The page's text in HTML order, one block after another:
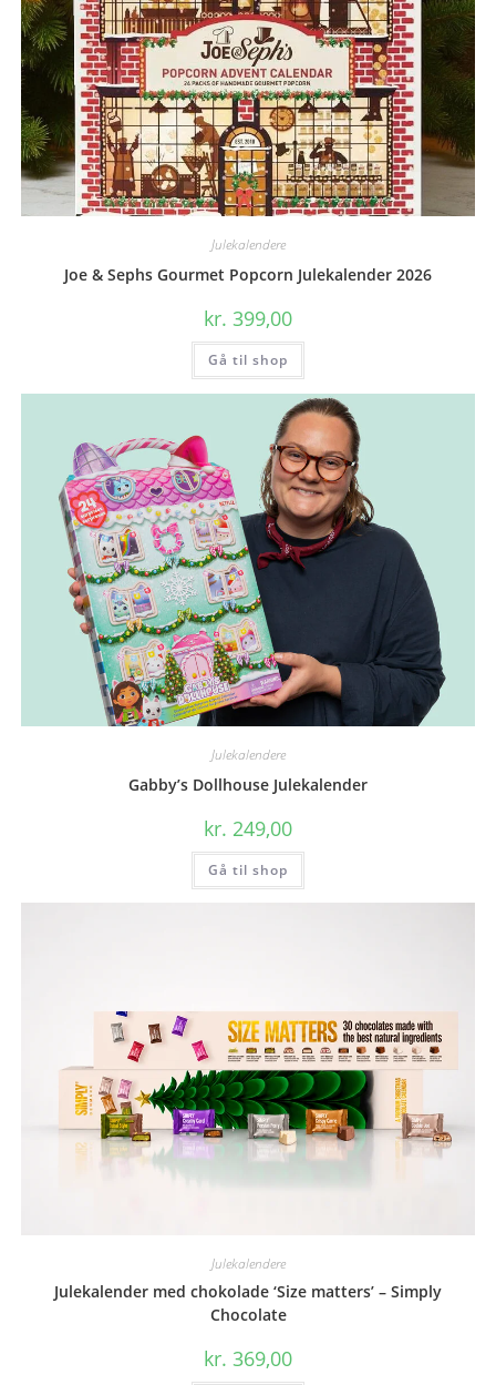
Julekalendere
Joe & Sephs Gourmet Popcorn Julekalender 2026
kr. 399,00
Gå til shop
Julekalendere
Gabby’s Dollhouse Julekalender
kr. 249,00
Gå til shop
Julekalendere
Julekalender med chokolade ‘Size matters’ – Simply
Chocolate
kr. 369,00